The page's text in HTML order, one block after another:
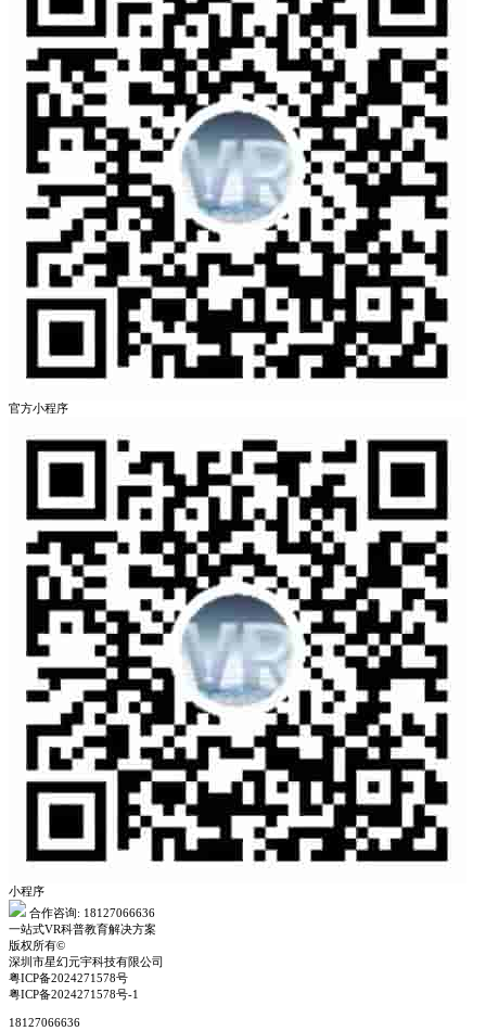
官方小程序
小程序
合作咨询: 18127066636
一站式VR科普教育解决方案
版权所有©
深圳市星幻元宇科技有限公司
粤ICP备2024271578号
粤ICP备2024271578号-1
18127066636